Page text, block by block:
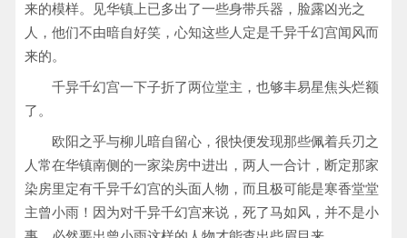
来的模样。见华镇上已多出了一些身带兵器，脸露凶光之
人，他们不由暗自好笑，心知这些人定是千异千幻宫闻风而
来的。
千异千幻宫一下子折了两位堂主，也够丰易星焦头烂额
了。
欧阳之乎与柳儿暗自留心，很快便发现那些佩着兵刃之
人常在华镇南侧的一家染房中进出，两人一合计，断定那家
染房里定有千异千幻宫的头面人物，而且极可能是寒香堂堂
主曾小雨！因为对千异千幻宫来说，死了马如风，并不是小